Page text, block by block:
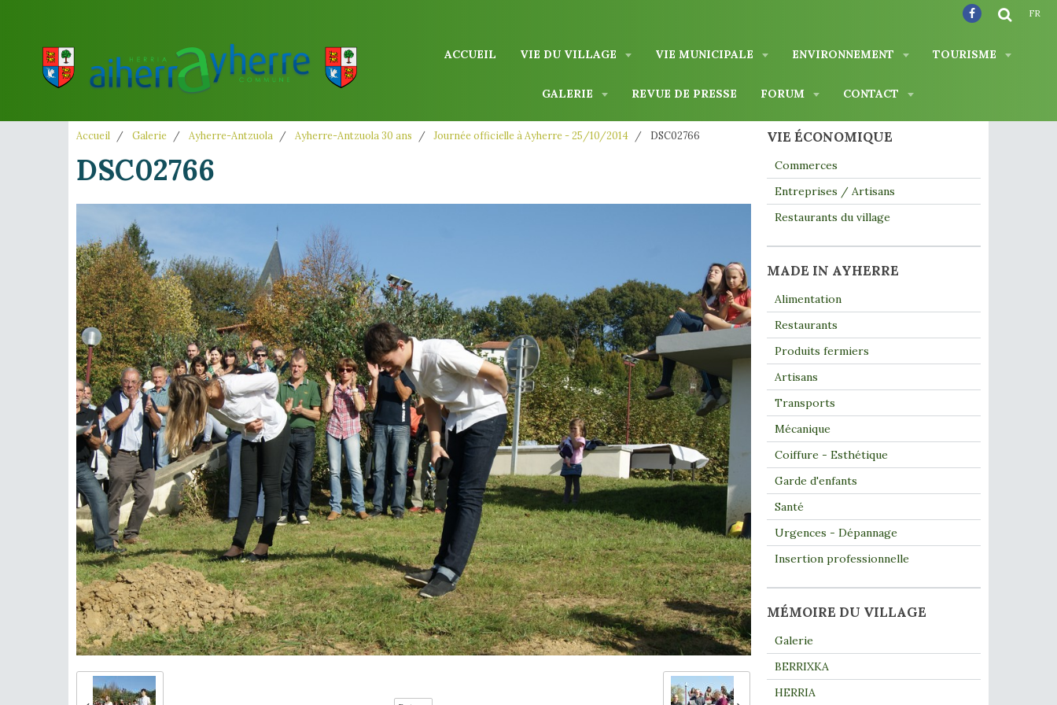
ACCUEIL VIE DU VILLAGE VIE MUNICIPALE ENVIRONNEMENT TOURISME
GALERIE REVUE DE PRESSE FORUM CONTACT
FR
Accueil Galerie Ayherre-Antzuola Ayherre-Antzuola 30 ans Journée officielle à Ayherre - 25/10/2014 DSC02766
DSC02766
VIE ÉCONOMIQUE
Commerces
Entreprises / Artisans
Restaurants du village
MADE IN AYHERRE
Alimentation
Restaurants
Produits fermiers
Artisans
Transports
Mécanique
Coiffure - Esthétique
Garde d'enfants
Santé
Urgences - Dépannage
Insertion professionnelle
MÉMOIRE DU VILLAGE
Galerie
BERRIXKA
HERRIA